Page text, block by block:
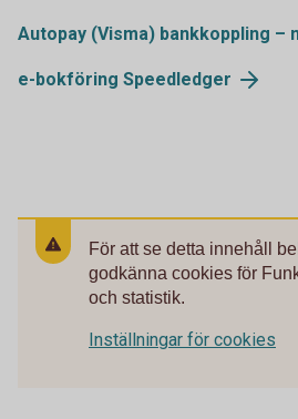
Autopay (Visma) bankkoppling –
e-bokföring Speedledger
För att se detta innehåll
godkänna cookies för
och statistik.
Inställningar för cookies